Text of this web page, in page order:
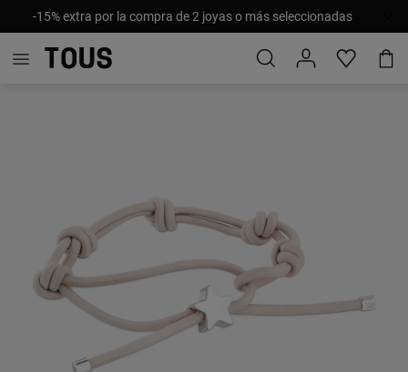
-15% extra por la compra de 2 joyas o más seleccionadas